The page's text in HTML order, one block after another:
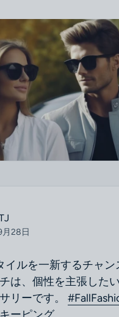
28日
イルを一新するチャン
は、個性を主張した
リーです。